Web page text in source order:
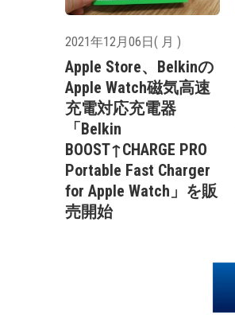
2021年12月06日( 月 )
Apple Store、Belkinの
Apple Watch磁気高速
充電対応充電器
「Belkin
BOOST↑CHARGE PRO
Portable Fast Charger
for Apple Watch」を販
売開始